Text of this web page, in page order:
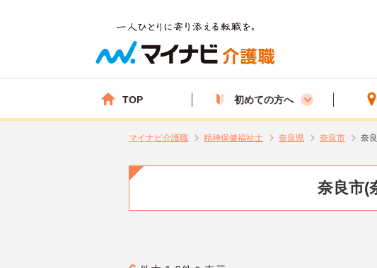
TOP 初めての方へ
マイナビ介護職 精神保健福祉士 奈良県 奈良市 奈
奈良市(